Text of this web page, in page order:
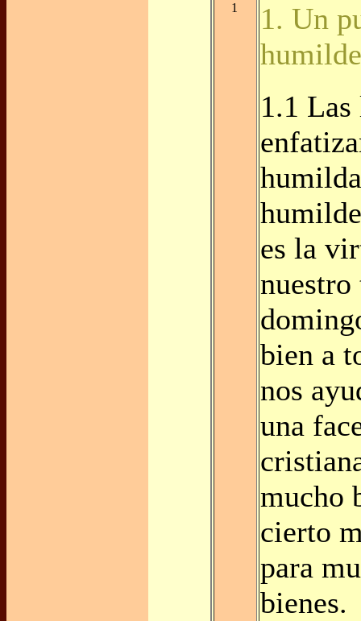
1
1. Un
1.1
es la
nuestro
bien a
nos
una
mucho
cierto
para
bienes.